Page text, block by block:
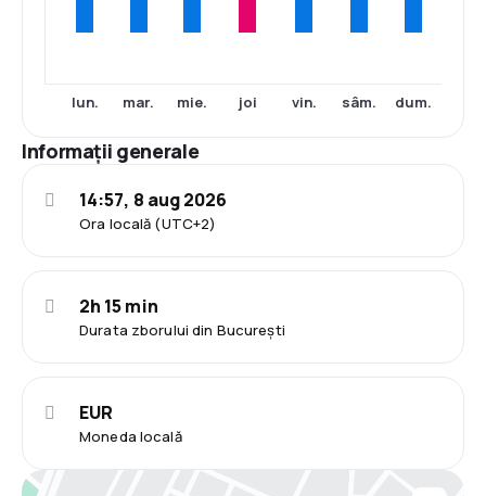
lun. mar. mie. joi vin. sâm. dum.
Informații generale
Ora locală (UTC+2)
14:57, 8 aug 2026
Durata zborului din București
2h 15 min
Moneda locală
EUR